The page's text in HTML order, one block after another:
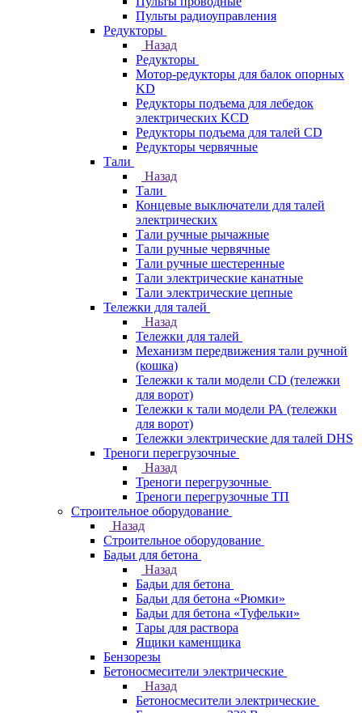
Пульты радиоуправления
Редукторы
Назад
Редукторы
Мотор-редукторы для балок опорных
KD
Редукторы подъема для лебедок
электрических KCD
Редукторы подъема для талей CD
Редукторы червячные
Тали
Назад
Тали
Концевые выключатели для талей
электрических
Тали ручные рычажные
Тали ручные червячные
Тали ручные шестеренные
Тали электрические канатные
Тали электрические цепные
Тележки для талей
Назад
Тележки для талей
Механизм передвижения тали ручной
(кошка)
Тележки к тали модели CD (тележки
для ворот)
Тележки к тали модели РА (тележки
для ворот)
Тележки электрические для талей DHS
Треноги перегрузочные
Назад
Треноги перегрузочные
Треноги перегрузочные ТП
Строительное оборудование
Назад
Строительное оборудование
Бадьи для бетона
Назад
Бадьи для бетона
Бадьи для бетона «Рюмки»
Бадьи для бетона «Туфельки»
Тары для раствора
Ящики каменщика
Бензорезы
Бетоносмесители электрические
Назад
Бетоносмесители электрические